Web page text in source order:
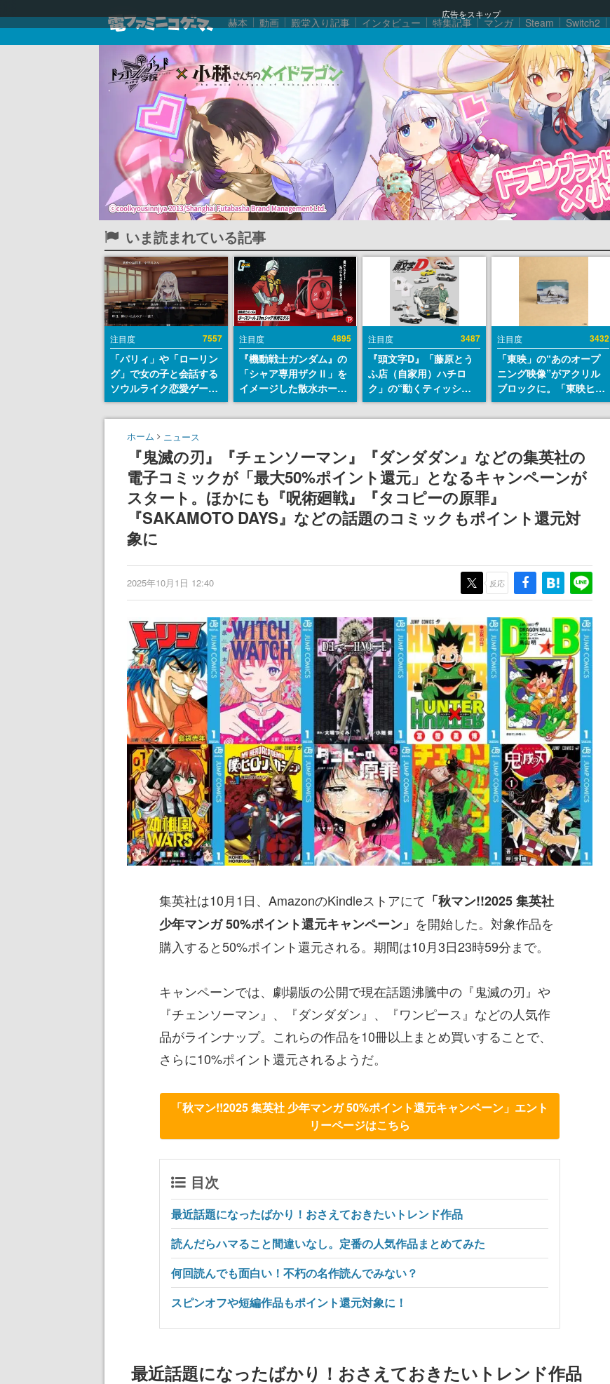
広告をスキップ
赫本 動画 殿堂入り記事 インタビュー 特集記事 マンガ Steam Switch2
いま読まれている記事
注目度 7557
「パリィ」や「ローリン
グ」で女の子と会話する
ソウルライク恋愛ゲーム
『小早川さんはソウルラ
イク』無料公開。返事に
失敗すると「YOU
DIED」
注目度 4895
『機動戦士ガンダム』の
「シャア専用ザクⅡ」を
イメージした散水ホース
リールが予約開始。本体
にはシャアのパーソナル
どを配置
注目度 3487
『頭文字D』「藤原とう
ふ店（自家用）ハチロ
ク」の“動くティッシュ
ケース”が買えるポップ
アップショップが開催
群馬の「イオンモール高
崎」にて、8月11日から8
月20日までの期間限定で
開催予定
注目度 3432
「東映」の“あのオープ
ニング映像”がアクリル
ブロックに。「東映ヒス
トリカル グッズコレクシ
ョン」が8月下旬より発
ホーム ニュース
『鬼滅の刃』『チェンソーマン』『ダンダダン』などの集英社の
電子コミックが「最大50%ポイント還元」となるキャンペーンが
スタート。ほかにも『呪術廻戦』『タコピーの原罪』
『SAKAMOTO DAYS』などの話題のコミックもポイント還元対
象に
2025年10月1日 12:40 反応
集英社は10月1日、AmazonのKindleストアにて 「秋マン!!2025 集英社
少年マンガ 50%ポイント還元キャンペーン」 を開始した。対象作品を
購入すると50%ポイント還元される。期間は10月3日23時59分まで。
キャンペーンでは、劇場版の公開で現在話題沸騰中の『鬼滅の刃』や
『チェンソーマン』、『ダンダダン』、『ワンピース』などの人気作
品がラインナップ。これらの作品を10冊以上まとめ買いすることで、
さらに10%ポイント還元されるようだ。
「秋マン!!2025 集英社 少年マンガ 50%ポイント還元キャンペーン」エント
リーページはこちら
目次
最近話題になったばかり！おさえておきたいトレンド作品
読んだらハマること間違いなし。定番の人気作品まとめてみた
何回読んでも面白い！不朽の名作読んでみない？
スピンオフや短編作品もポイント還元対象に！
最近話題になったばかり！おさえておきたいトレンド作品